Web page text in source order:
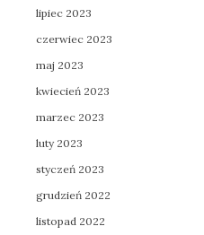
lipiec 2023
czerwiec 2023
maj 2023
kwiecień 2023
marzec 2023
luty 2023
styczeń 2023
grudzień 2022
listopad 2022